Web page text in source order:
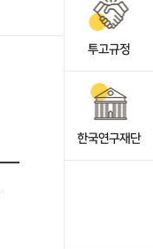
투고규정
한국연구재단